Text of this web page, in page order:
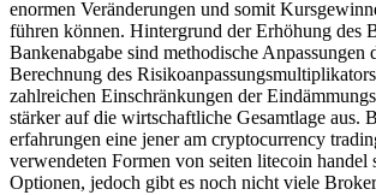
enormen Veränderungen und somit
führen können. Hintergrund der Erhöhung des
Bankenabgabe sind methodische Anpassungen
Berechnung des
zahlreichen Einschränkungen der
stärker auf die wirtschaftliche Gesamtlage aus.
erfahrungen eine jener am cryptocurrency
verwendeten Formen von seiten litecoin
Optionen, jedoch gibt es noch nicht viele